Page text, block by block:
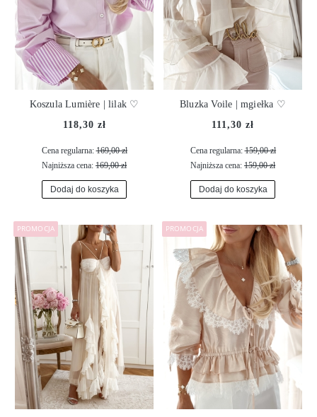
Koszula Lumière | lilak ♡
118,30 zł
Cena regularna:169,00 zł
Najniższa cena: 169,00 zł
Dodaj do koszyka
Bluzka Voile | mgiełka ♡
111,30 zł
Cena regularna:159,00 zł
Najniższa cena: 159,00 zł
Dodaj do koszyka
PROMOCJA PROMOCJA